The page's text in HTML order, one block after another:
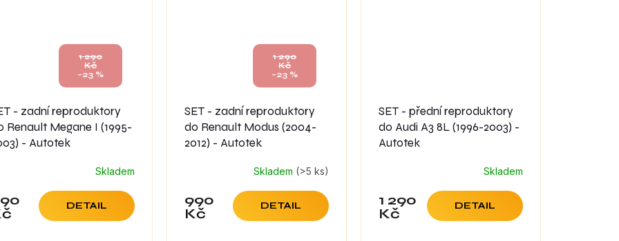
1 290
Kč
–23 %
- zadní reproduktory
Renault Megane I (1995-
- Autotek
Skladem
DETAIL
1 290
Kč
–23 %
SET - zadní reproduktory
do Renault Modus (2004-
2012) - Autotek
Skladem (>5 ks)
990
Kč
DETAIL
SET - přední reproduktory
do Audi A3 8L (1996-2003) -
Autotek
Skladem
1 290
Kč
DETAIL